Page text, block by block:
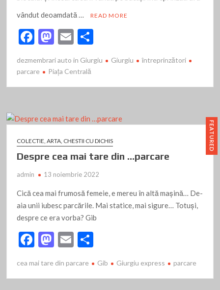
vândut deoamdată …
READ MORE
F
e
b
o
k
M
to
d
n
E
ai
l
ta
je
ă
dezmembrari auto in Giurgiu Giurgiu
întreprinzători
parcare
Piața Centrală
FEATURED
COLECTIE, ARTA, CHESTII CU DICHIS
Despre cea mai tare din …parcare
admin 13 noiembrie 2022
Cică cea mai frumosă femeie, e mereu în altă maşină… De-
aia unii iubesc parcările. Mai statice, mai sigure… Totuşi,
despre ce era vorba? Gib
F
e
M
to
E
ai ta
cea mai tare din parcare Gib Giurgiu express parcare